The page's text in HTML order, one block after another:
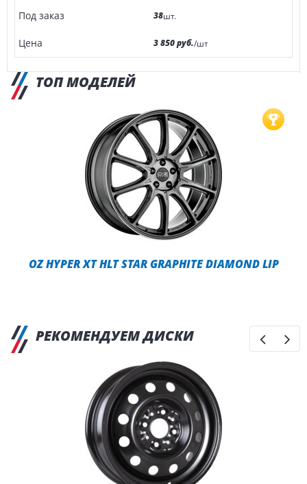
38шт.
3 850 руб./шт
ТОП МОДЕЛЕЙ
OZ HYPER XT HLT STAR GRAPHITE DIAMOND LIP
РЕКОМЕНДУЕМ ДИСКИ